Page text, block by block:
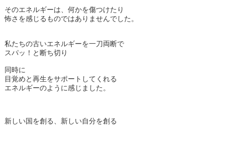
そのエネルギーは、何かを傷つけたり
怖さを感じるものではありませんでした。
私たちの古いエネルギーを一刀両断で
スパッ！と断ち切り
同時に
目覚めと再生をサポートしてくれる
エネルギーのように感じました。
新しい国を創る、新しい自分を創る